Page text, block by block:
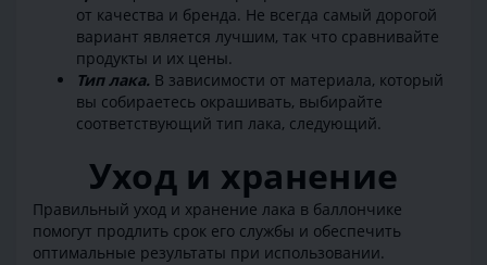
от качества и бренда. Не всегда самый дорогой
вариант является лучшим, так что сравнивайте
продукты и их цены.
Тип лака. В зависимости от материала, который
вы собираетесь окрашивать, выбирайте
соответствующий тип лака, следующий.
Уход и хранение
Правильный уход и хранение лака в баллончике
помогут продлить срок его службы и обеспечить
оптимальные результаты при использовании.